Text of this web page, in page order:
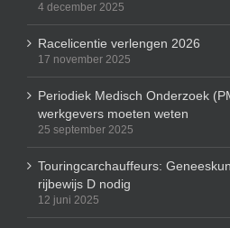
4 december 2025
Racelicentie verlengen 2026
17 november 2025
Periodiek Medisch Onderzoek
werkgevers moeten weten
25 september 2025
Touringcarchauffeurs:
rijbewijs D nodig
12 juni 2025